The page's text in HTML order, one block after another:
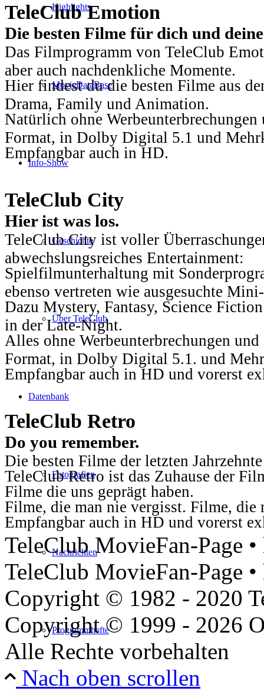
Highlights
MovieDataBase
Info-Show
Geschichte
Über TeleClub
Datenbank
Fotografien
Nachrichten
Programmhefte
TeleClub Emotion
Die besten Filme für dich und
Das Filmprogramm von TeleClub
aber auch nachdenkliche Momente.
Hier findest du die besten Filme aus
Drama, Family und Animation.
Natürlich ohne
Format, in Dolby Digital 5.1 und
Empfangbar auch in HD.
TeleClub City
Hier ist was los.
TeleClub City ist voller
abwechslungsreiches Entertainment:
Spielfilmunterhaltung mit
ebenso vertreten wie ausgesuchte
Dazu Mystery, Fantasy, Science
in der Late-Night.
Alles ohne Werbeunterbrechungen
Format, in Dolby Digital 5.1. und
Empfangbar auch in HD und vorerst
TeleClub Retro
Do you remember.
Die besten Filme der letzten
TeleClub Retro ist das Zuhause der
Filme die uns geprägt haben.
Filme, die man nie vergisst. Filme, die
Empfangbar auch in HD und vorerst
TeleClub MovieFan-Page
TeleClub MovieFan-Page
Copyright © 1982 - 2020
Copyright © 1999 - 2026
Alle Rechte vorbehalten
Nach oben scrollen